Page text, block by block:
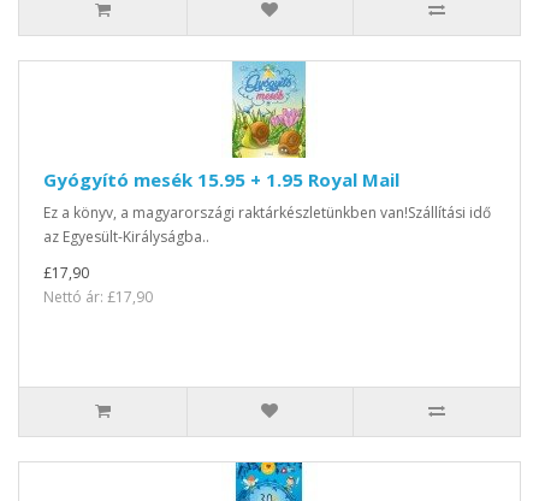
Gyógyító mesék 15.95 + 1.95 Royal Mail
Ez a könyv, a magyarországi raktárkészletünkben van!Szállítási idő
az Egyesült-Királyságba..
£17,90
Nettó ár: £17,90